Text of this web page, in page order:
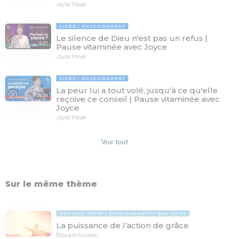
Joyce Meyer
10:37
VIDÉO ENSEIGNEMENT
Le silence de Dieu n'est pas un refus |
Pause vitaminée avec Joyce
Joyce Meyer
04:04
VIDÉO ENSEIGNEMENT
La peur lui a tout volé, jusqu'à ce qu'elle
reçoive ce conseil | Pause vitaminée avec
Joyce
Joyce Meyer
Voir tout
Sur le même thème
MESSAGE TEXTE ENSEIGNEMENTS BIBLIQUES
La puissance de l’action de grâce
Edouard Kowalski